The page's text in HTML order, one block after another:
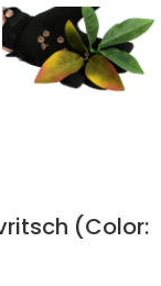
(Color: